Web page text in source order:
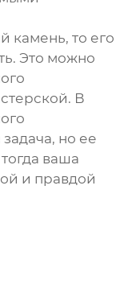
камень, то его
Это можно
В
но ее
ваша
и правдой